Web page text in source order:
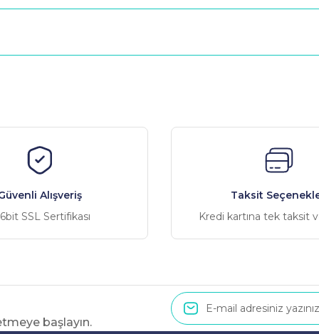
Gönder
Alışveriş
SSL Sertifikası
Taksit
Kredi kartına tek taksit
başlayın.